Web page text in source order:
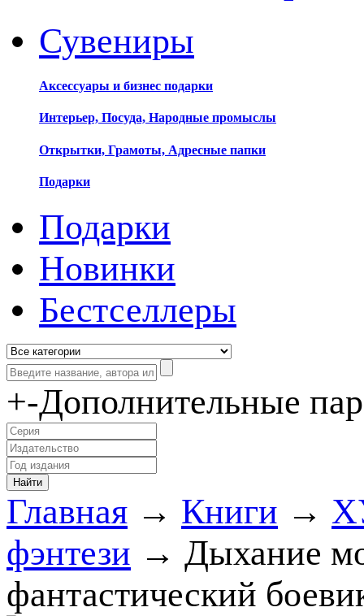
Сувениры
Аксессуары и бизнес подарки
Интерьер, Посуда, Народные промыслы
Открытки, Грамоты, Адресные папки
Подарки
Подарки
Новинки
Бестселлеры
+-Дополнительные
Главная → Книги →
фэнтези → Дыхание
фантастический